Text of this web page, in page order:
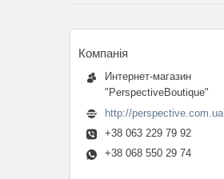
Интернет-магазин
"PerspectiveBoutique"
http://perspective.com.ua
+38 063 229 79 92
+38 068 550 29 74